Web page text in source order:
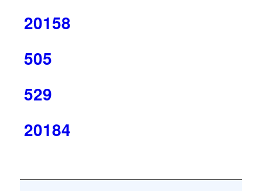
20158
505
529
20184